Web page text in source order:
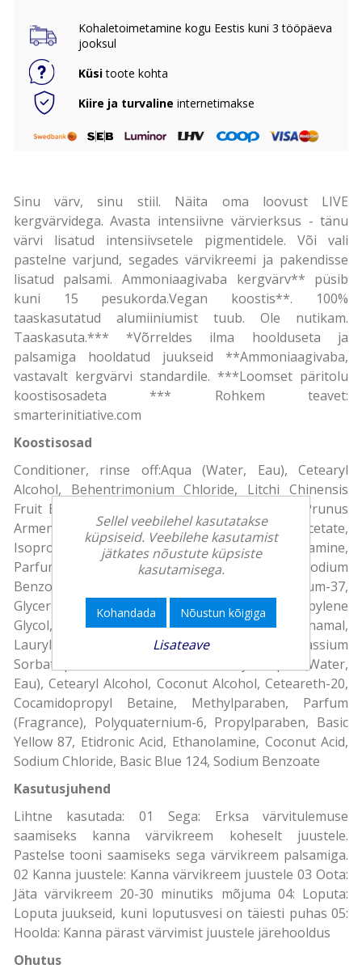
Kohaletoimetamine kogu Eestis kuni 3 tööpäeva
jooksul
Küsitoote kohta
Kiire ja turvaline internetimakse
Sinu värv, sinu stiil. Näita oma loovust LIVE
kergvärvidega. Avasta intensiivne värvierksus - tänu
värvi lisatud intensiivsetele pigmentidele. Või vali
pastelne varjund, segades värvikreemi ja pakendisse
lisatud palsami. Ammoniaagivaba kergvärv** püsib
kuni 15 pesukorda.Vegan koostis**. 100%
taaskasutatud alumiiniumist tuub. Ole nutikam.
Taaskasuta.*** *Võrreldes ilma hoolduseta ja
palsamiga hooldatud juukseid **Ammoniaagivaba,
vastavalt kergvärvi standardile. ***Loomset päritolu
koostisosadeta *** Rohkem teavet:
smarterinitiative.com
Koostisosad
Conditioner, rinse off:Aqua (Water, Eau), Cetearyl
Alcohol, Behentrimonium Chloride, Litchi Chinensis
Fruit Extract, Morinda Citrifolia Fruit Extract, Prunus
Armeniaca (Apricot) Kernel Oil, Tocopheryl Acetate,
Isopropyl Myristate, Stearamidopropyl Dimethylamine,
Parfum (Fragrance), Isopropyl Alcohol, Sodium
Benzoate, Glyceryl Stearate, Polyquaternium-37,
Glycerin, Dicaprylyl Carbonate, Panthenol, Propylene
Glycol, Citric Acid, Limonene, Linalool, Hexyl Cinnamal,
Lauryl Glucoside, Benzyl Alcohol, Potassium
Sorbate|Hair Color/Toner, direct dyes:Aqua (Water,
Eau), Cetearyl Alcohol, Coconut Alcohol, Ceteareth-20,
Cocamidopropyl Betaine, Methylparaben, Parfum
(Fragrance), Polyquaternium-6, Propylparaben, Basic
Yellow 87, Etidronic Acid, Ethanolamine, Coconut Acid,
Sodium Chloride, Basic Blue 124, Sodium Benzoate
Kasutusjuhend
Lihtne kasutada: 01 Sega: Erksa värvitulemuse
saamiseks kanna värvikreem koheselt juustele.
Pastelse tooni saamiseks sega värvikreem palsamiga.
02 Kanna juustele: Kanna värvikreem juustele 03 Oota:
Jäta värvikreem 20-30 minutiks mõjuma 04: Loputa:
Loputa juukseid, kuni loputusvesi on täiesti puhas 05:
Hoolda: Kanna pärast värvimist juustele järehooldus
Ohutus
Sellel veebilehel kasutatakse
küpsiseid. Veebilehe kasutamist
jätkates nõustute küpsiste
kasutamisega.
Kohandada Nõustun kõigiga
Lisateave